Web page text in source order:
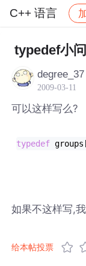
C++ 语言
社区 C++
typedef小
degree_37
2009-03-11
可以这样写么?
typedef
如果不这样写,
给本帖投票